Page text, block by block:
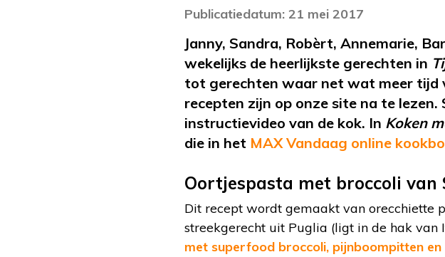
Publicatiedatum: 21 mei 2017
Janny, Sandra, Robèrt, Annemarie,
wekelijks de heerlijkste gerechten in
tot gerechten waar net wat meer tijd
recepten zijn op onze site na te
instructievideo van de kok. In Koken
die in het MAX Vandaag online
Oortjespasta met broccoli van
Dit recept wordt gemaakt van orecchiette
streekgerecht uit Puglia (ligt in de hak
met superfood broccoli, pijnboompitten en